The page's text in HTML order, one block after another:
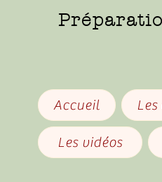
Accueil
Les vidéos